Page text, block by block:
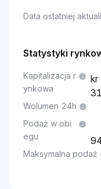
Data ostatniej
Statystyki
Kapitalizacja r
ynkowa
Wolumen 24h
Podaż w obi
egu
Maksymalna podaż